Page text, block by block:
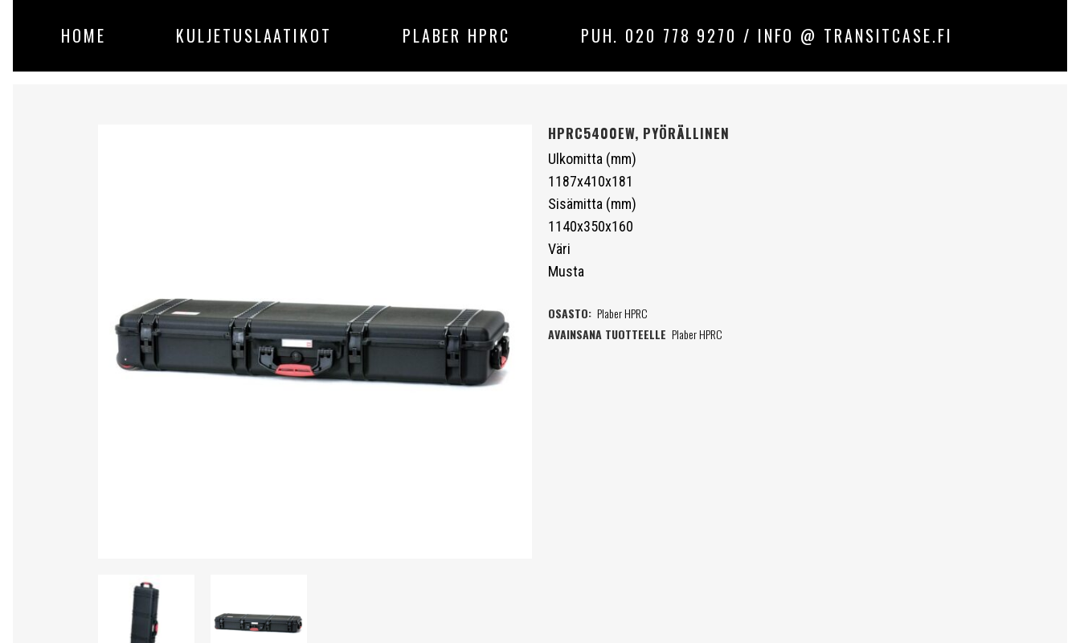
HOME KULJETUSLAATIKOT PLABER HPRC PUH. 020 778 9270 / INFO @ TRANSITCASE.FI
HPRC5400EW, PYÖRÄLLINEN
Ulkomitta (mm)
1187x410x181
Sisämitta (mm)
1140x350x160
Väri
Musta
OSASTO: Plaber HPRC
AVAINSANA TUOTTEELLE Plaber HPRC